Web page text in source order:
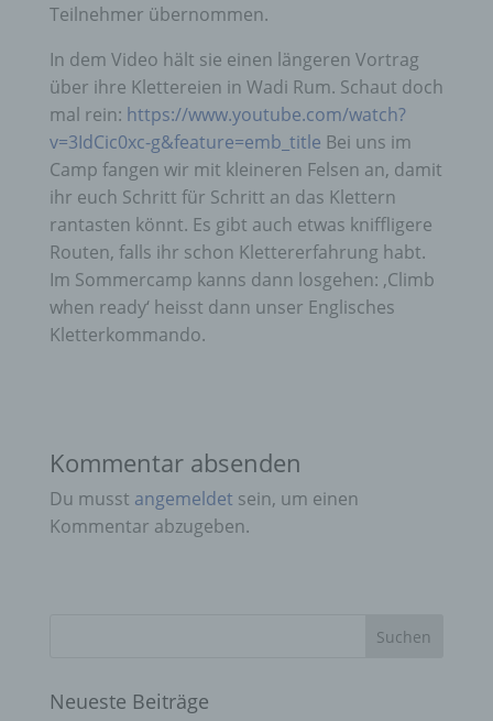
Teilnehmer übernommen.
In dem Video hält sie einen längeren Vortrag
über ihre Klettereien in Wadi Rum. Schaut doch
mal rein: https://www.youtube.com/watch?
v=3IdCic0xc-g&feature=emb_title Bei uns im
Camp fangen wir mit kleineren Felsen an, damit
ihr euch Schritt für Schritt an das Klettern
rantasten könnt. Es gibt auch etwas kniffligere
Routen, falls ihr schon Klettererfahrung habt.
Im Sommercamp kanns dann losgehen: ‚Climb
when ready‘ heisst dann unser Englisches
Kletterkommando.
Kommentar absenden
Du musst angemeldet sein, um einen
Kommentar abzugeben.
Neueste Beiträge